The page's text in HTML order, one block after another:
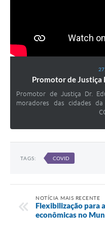
Promotor de Justiça
Promotor de Justiça Dr.
moradores das cidades
TAGS: COVID
NOTÍCIA MAIS RECENTE
Flexibilização para
econômicas no